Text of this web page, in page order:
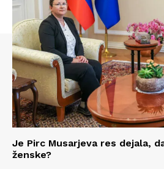
Je Pirc Musarjeva res dejala,
ženske?